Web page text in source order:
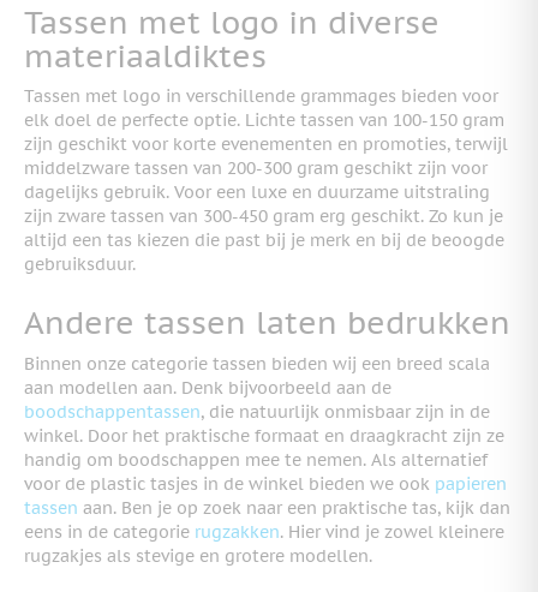
Tassen met logo in diverse
materiaaldiktes
Tassen met logo in verschillende grammages bieden voor
elk doel de perfecte optie. Lichte tassen van 100-150 gram
zijn geschikt voor korte evenementen en promoties, terwijl
middelzware tassen van 200-300 gram geschikt zijn voor
dagelijks gebruik. Voor een luxe en duurzame uitstraling
zijn zware tassen van 300-450 gram erg geschikt. Zo kun je
altijd een tas kiezen die past bij je merk en bij de beoogde
gebruiksduur.
Andere tassen laten bedrukken
Binnen onze categorie tassen bieden wij een breed scala
aan modellen aan. Denk bijvoorbeeld aan de
boodschappentassen, die natuurlijk onmisbaar zijn in de
winkel. Door het praktische formaat en draagkracht zijn ze
handig om boodschappen mee te nemen. Als alternatief
voor de plastic tasjes in de winkel bieden we ook papieren
tassen aan. Ben je op zoek naar een praktische tas, kijk dan
eens in de categorie rugzakken. Hier vind je zowel kleinere
rugzakjes als stevige en grotere modellen.